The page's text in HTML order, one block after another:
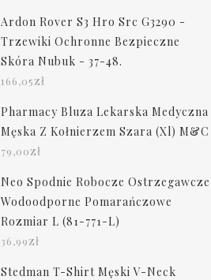
Ardon Rover S3 Hro Src G3290 -
Trzewiki Ochronne Bezpieczne
Skóra Nubuk - 37-48.
166,05zł
Pharmacy Bluza Lekarska Medyczna
Męska Z Kołnierzem Szara (Xl) M&C
79,00zł
Neo Spodnie Robocze Ostrzegawcze
Wodoodporne Pomarańczowe
Rozmiar L (81-771-L)
36,99zł
Stedman T-Shirt Męski V-Neck